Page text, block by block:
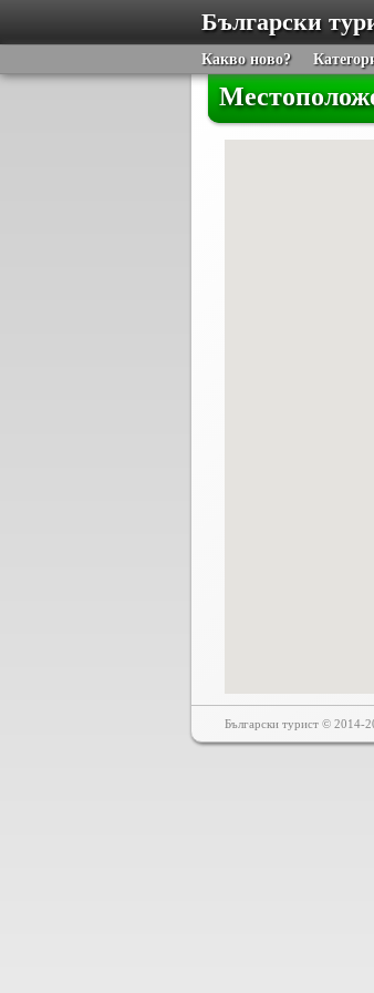
Български
Какво ново?
Български турист © 2014-